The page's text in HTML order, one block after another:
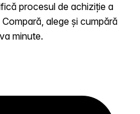
procesul de achiziție a
alege și cumpără
minute.